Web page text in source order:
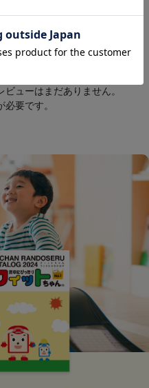
ビュー
ューはまだありません。
必要です。